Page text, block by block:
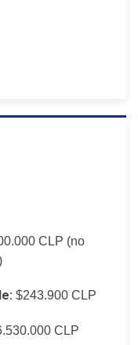
CLP (no
$243.900CLP
CLP